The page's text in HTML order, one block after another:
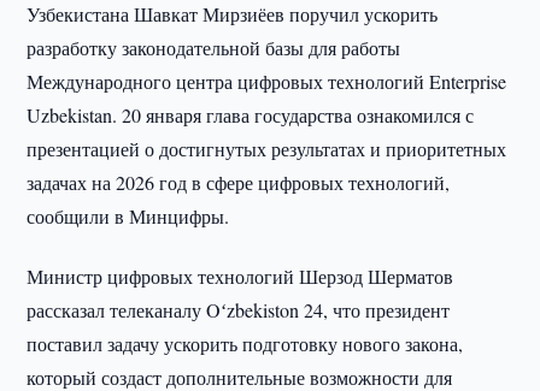
Узбекистана Шавкат Мирзиёев поручил ускорить
разработку законодательной базы для работы
Международного центра цифровых технологий Enterprise
Uzbekistan. 20 января глава государства ознакомился с
презентацией о достигнутых результатах и приоритетных
задачах на 2026 год в сфере цифровых технологий,
сообщили в Минцифры.
Министр цифровых технологий Шерзод Шерматов
рассказал телеканалу Oʻzbekiston 24, что президент
поставил задачу ускорить подготовку нового закона,
который создаст дополнительные возможности для